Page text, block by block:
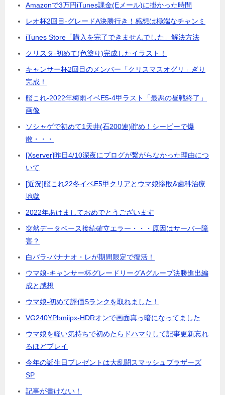
Amazonで3万円iTunes課金(Eメール)に掛かった時間
レオ杯2回目-グレードA決勝行き！感想は極端なチャンミ
iTunes Store「購入を完了できませんでした」解決方法
クリスタ-初めて(色塗り)完成したイラスト！
キャンサー杯2回目のメンバー「クリスマスオグリ」ぎり
完成！
艦これ-2022年梅雨イベE5-4甲ラスト「最悪の昼戦終了」
画像
ソシャゲで初めて1天井(石200連)貯め！シービーで爆
散・・・
[Xserver]昨日4/10深夜にブログが繋がらなかった理由につ
いて
[近況]艦これ22冬イベE5甲クリアとウマ娘惨敗&歯科治療
地獄
2022年あけましておめでとうございます
突然データベース接続確立エラー・・・原因はサーバー障
害？
白バラ-バナナオ・レが期間限定で復活！
ウマ娘-キャンサー杯グレードリーグAグループ決勝進出編
成と感想
ウマ娘-初めて評価Sランクを取れました！
VG240YPbmiipx-HDRオンで画面真っ暗になってました
ウマ娘を軽い気持ちで初めたらドハマりして記事更新忘れ
るほどプレイ
今年の誕生日プレゼントは大乱闘スマッシュブラザーズ
SP
記事が書けない！